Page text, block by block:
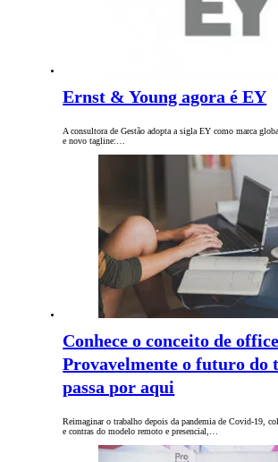
Ernst & Young agora é EY
A consultora de Gestão adopta a sigla EY como marca
e novo tagline:…
Conhece o conceito de
Provavelmente o futuro do
passa por aqui
Reimaginar o trabalho depois da pandemia de Covid-19,
e contras do modelo remoto e presencial,…